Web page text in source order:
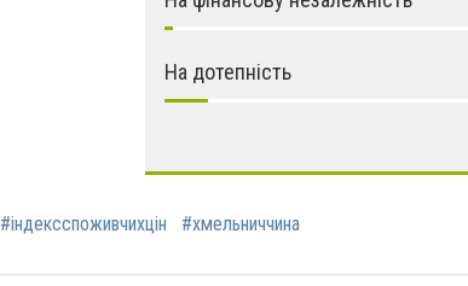
На дотепність
#індексспоживчихцін #хмельниччина